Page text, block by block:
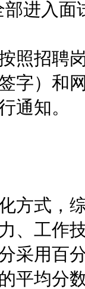
进入面
招聘岗
字）和
通知。
式，综
、工作
采用百
平均分